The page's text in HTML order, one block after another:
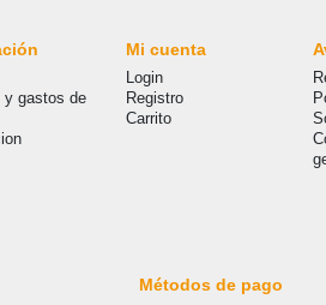
y gastos de
Mi cuenta
Login
Registro
Carrito
Métodos de pago